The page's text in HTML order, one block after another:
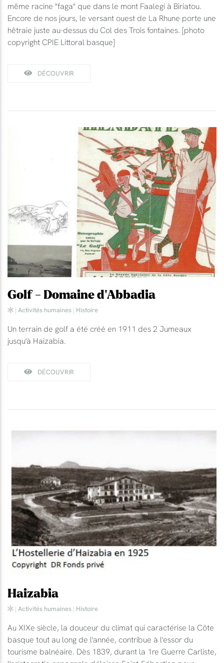
même racine "faga" que dans le mont Faalegi à Biriatou.
Encore de nos jours, le versant ouest de La Rhune porte une
hêtraie juste au-dessus du Col des Trois fontaines. [photo
copyright CPIE Littoral basque]
DÉCOUVRIR
Golf - Domaine d'Abbadia
| Activités humaines | Histoire
Un terrain de golf a été créé en 1911 des 2 Jumeaux
jusqu'à Haizabia.
DÉCOUVRIR
Haizabia
| Activités humaines | Histoire
Au XIXe siècle, la douceur du climat qui caractérise la Côte
basque tout au long de l'année, contribue à l'essor du
tourisme balnéaire. Dès 1839, durant la 1re Guerre Carliste,